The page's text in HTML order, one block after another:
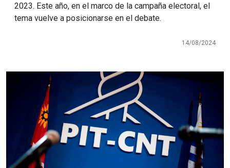
2023. Este año, en el marco de la campaña electoral, el
tema vuelve a posicionarse en el debate.
14/08/2024